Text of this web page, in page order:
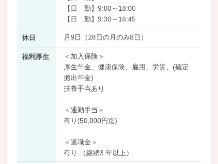
【日 勤】9:00～18:00
【日 勤】9:30～16:45
休日 月9日（28日の月のみ8日）
福利厚生
＜加入保険＞
厚生年金、健康保険、雇用、労災、(確定
拠出年金)
扶養手当あり
＜通勤手当＞
有り(50,000円迄)
＜退職金＞
有り （継続3 年以上）